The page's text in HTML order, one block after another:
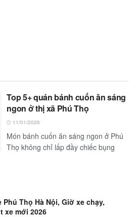
Top 5+ quán bánh cuốn ăn sáng
ngon ở thị xã Phú Thọ
11/01/2026
Món bánh cuốn ăn sáng ngon ở Phú
Thọ không chỉ lấp đầy chiếc bụng
Phú Thọ Hà Nội, Giờ xe chạy,
xe mới 2026